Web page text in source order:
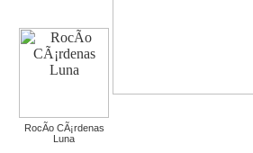
RocÃ­o CÃ¡rdenas
Luna